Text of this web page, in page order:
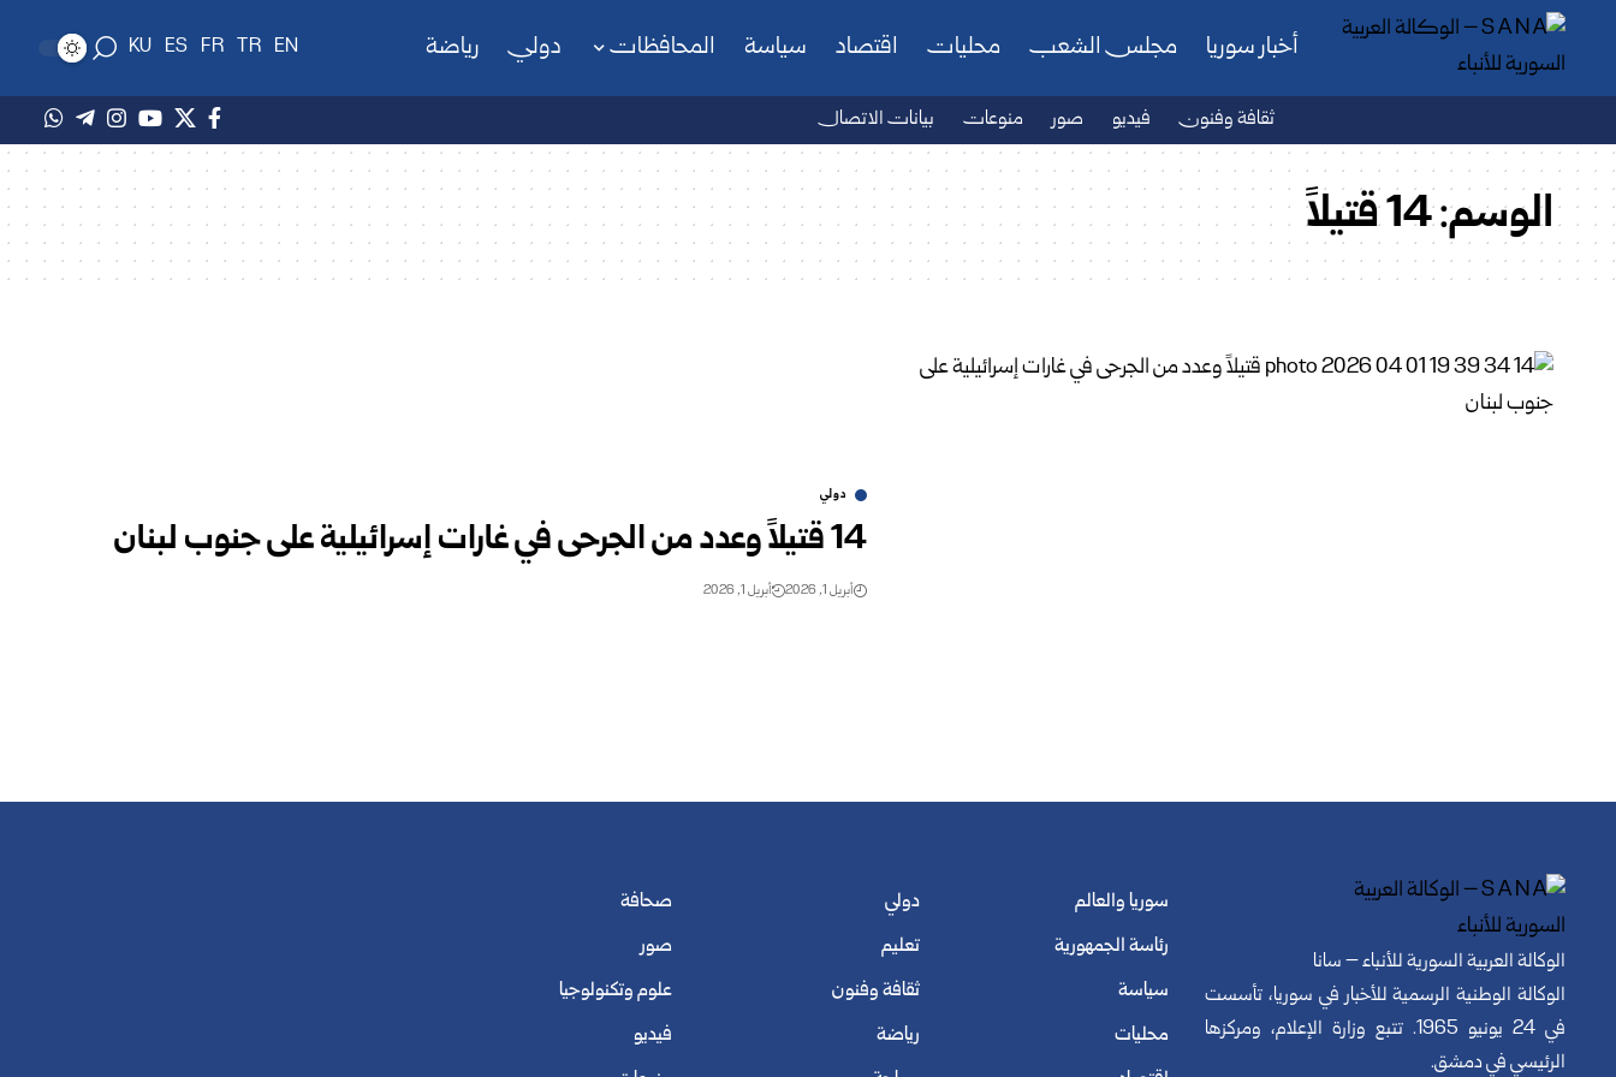
أخبار سوريا مجلس الشعب محليات اقتصاد سياسة المحافظات دولي رياضة EN
TR
FR
ES
KU
ثقافة وفنون فيديو صور منوعات بيانات الاتصال
الوسم:14 قتيلاً
دولي
14 قتيلاً وعدد من الجرحى في غارات إسرائيلية على جنوب لبنان
أبريل 1, 2026 أبريل 1, 2026
الوكالة العربية السورية للأنباء – سانا
الوكالة الوطنية الرسمية للأخبار في سوريا، تأسست
في 24 يونيو 1965. تتبع وزارة الإعلام، ومركزها
الرئيسي في دمشق.
سوريا والعالم
رئاسة الجمهورية
سياسة
محليات
دولي
تعليم
ثقافة وفنون
رياضة
صحافة
صور
علوم وتكنولوجيا
فيديو